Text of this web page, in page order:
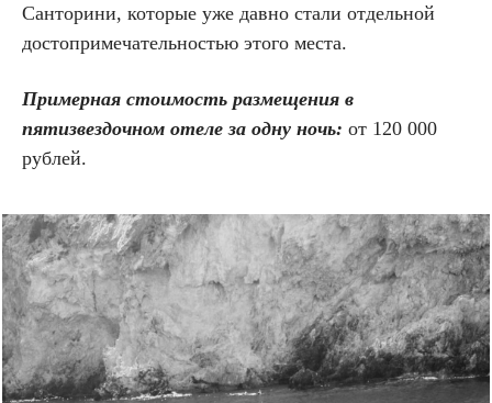
Санторини, которые уже давно стали отдельной
достопримечательностью этого места.
Примерная стоимость размещения в
пятизвездочном отеле за одну ночь: от 120 000
рублей.